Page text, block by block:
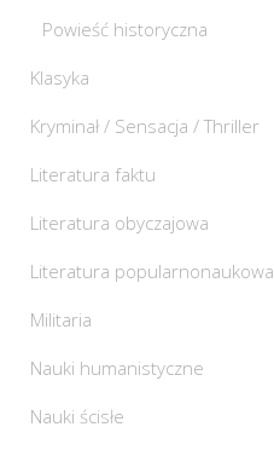
Powieść historyczna
Klasyka
Kryminał / Sensacja / Thriller
Literatura faktu
Literatura obyczajowa
Literatura popularnonaukowa
Militaria
Nauki humanistyczne
Nauki ścisłe